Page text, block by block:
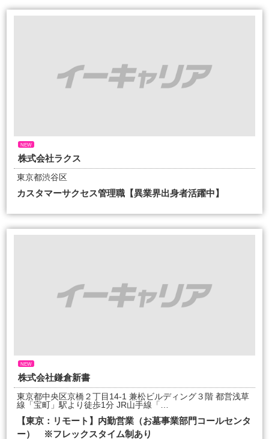
NEW
株式会社ラクス
東京都渋谷区
カスタマーサクセス管理職【異業界出身者活躍中】
NEW
株式会社鎌倉新書
東京都中央区京橋２丁目14‐1 兼松ビルディング３階 都営浅草
線「宝町」駅より徒歩1分 JR山手線「…
【東京：リモート】内勤営業（お墓事業部門コールセンタ
ー） ※フレックスタイム制あり